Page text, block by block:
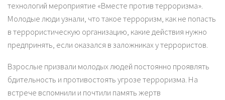
технологий мероприятие «Вместе против терроризма».
Молодые люди узнали, что такое терроризм, как не попасть
в террористическую организацию, какие действия нужно
предпринять, если оказался в заложниках у террористов.
Взрослые призвали молодых людей постоянно проявлять
бдительность и противостоять угрозе терроризма. На
встрече вспомнили и почтили память жертв